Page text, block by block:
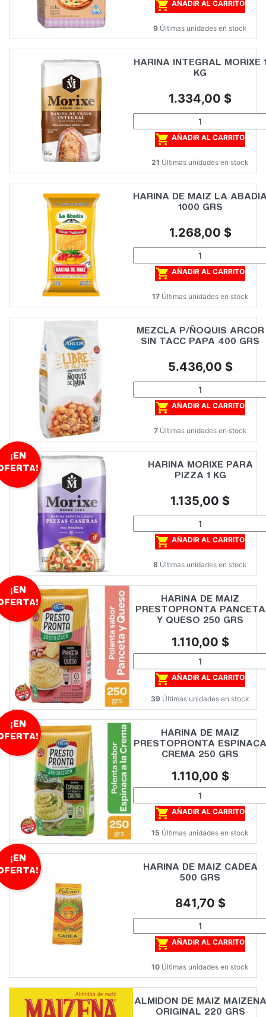
 AÑADIR AL CARRITO
9 Últimas unidades en stock
HARINA INTEGRAL MORIXE
KG
Precio
1.334,00 $
 AÑADIR AL CARRITO
21 Últimas unidades en stock
HARINA DE MAIZ LA
1000 GRS
Precio
1.268,00 $
 AÑADIR AL CARRITO
17 Últimas unidades en stock
MEZCLA P/ÑOQUIS ARCOR
SIN TACC PAPA 400 GRS
Precio
5.436,00 $
 AÑADIR AL CARRITO
7 Últimas unidades en stock
HARINA MORIXE PARA
PIZZA 1 KG
Precio
1.135,00 $
 AÑADIR AL CARRITO
8 Últimas unidades en stock
¡EN
HARINA DE MAIZ
PRESTOPRONTA PANCETA
Y QUESO 250 GRS
Precio
1.110,00 $
 AÑADIR AL CARRITO
39 Últimas unidades en stock
¡EN
HARINA DE MAIZ
PRESTOPRONTA ESPINACA
CREMA 250 GRS
Precio
1.110,00 $
 AÑADIR AL CARRITO
15 Últimas unidades en stock
¡EN
HARINA DE MAIZ CADEA
500 GRS
Precio
841,70 $
 AÑADIR AL CARRITO
10 Últimas unidades en stock
¡EN
ALMIDON DE MAIZ MAIZENA
ORIGINAL 220 GRS